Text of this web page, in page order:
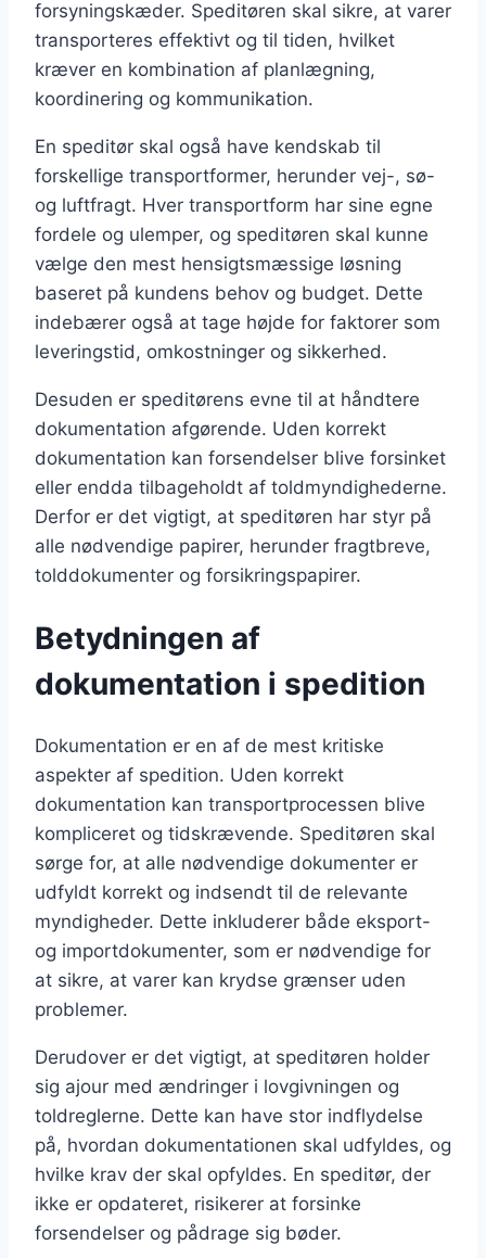
forsyningskæder. Speditøren skal sikre, at varer
transporteres effektivt og til tiden, hvilket
kræver en kombination af planlægning,
koordinering og kommunikation.
En speditør skal også have kendskab til
forskellige transportformer, herunder vej-, sø-
og luftfragt. Hver transportform har sine egne
fordele og ulemper, og speditøren skal kunne
vælge den mest hensigtsmæssige løsning
baseret på kundens behov og budget. Dette
indebærer også at tage højde for faktorer som
leveringstid, omkostninger og sikkerhed.
Desuden er speditørens evne til at håndtere
dokumentation afgørende. Uden korrekt
dokumentation kan forsendelser blive forsinket
eller endda tilbageholdt af toldmyndighederne.
Derfor er det vigtigt, at speditøren har styr på
alle nødvendige papirer, herunder fragtbreve,
tolddokumenter og forsikringspapirer.
Betydningen af
dokumentation i spedition
Dokumentation er en af de mest kritiske
aspekter af spedition. Uden korrekt
dokumentation kan transportprocessen blive
kompliceret og tidskrævende. Speditøren skal
sørge for, at alle nødvendige dokumenter er
udfyldt korrekt og indsendt til de relevante
myndigheder. Dette inkluderer både eksport-
og importdokumenter, som er nødvendige for
at sikre, at varer kan krydse grænser uden
problemer.
Derudover er det vigtigt, at speditøren holder
sig ajour med ændringer i lovgivningen og
toldreglerne. Dette kan have stor indflydelse
på, hvordan dokumentationen skal udfyldes, og
hvilke krav der skal opfyldes. En speditør, der
ikke er opdateret, risikerer at forsinke
forsendelser og pådrage sig bøder.